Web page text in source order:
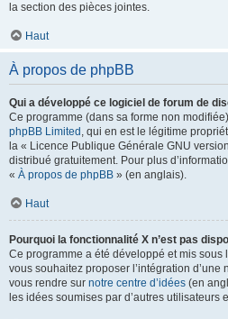
la section des pièces jointes.
Haut
À propos de phpBB
Qui a développé ce logiciel de forum de
Ce programme (dans sa forme non
phpBB Limited , qui en est le légitime
la « Licence Publique Générale GNU
distribué gratuitement. Pour plus
« À propos de phpBB » (en anglais).
Haut
Pourquoi la fonctionnalité X n’est pas
Ce programme a été développé et mis sous
vous souhaitez proposer l’intégration
vous rendre sur notre centre d’idées (en
les idées soumises par d’autres utilisateurs